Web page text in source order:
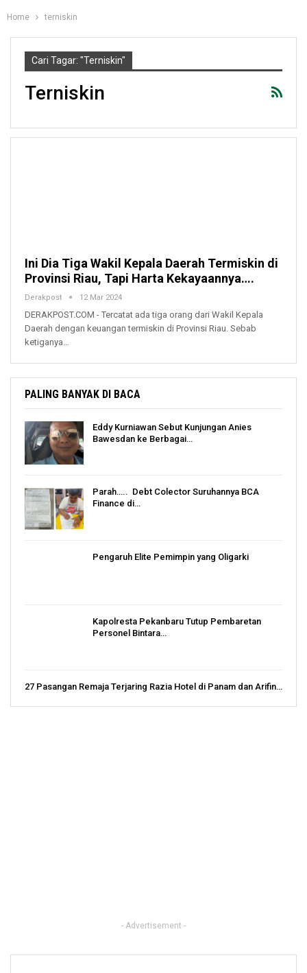
Home terniskin
Cari Tagar: "terniskin"
Terniskin
Ini Dia Tiga Wakil Kepala Daerah Termiskin di
Provinsi Riau, Tapi Harta Kekayaannya….
Derakpost 12 Mar 2024
DERAKPOST.COM - Tercatat ada tiga orang dari Wakil Kepala
Daerah dengan keuangan termiskin di Provinsi Riau. Sebab
ketiganya…
PALING BANYAK DI BACA
Eddy Kurniawan Sebut Kunjungan Anies
Bawesdan ke Berbagai…
Parah….. Debt Colector Suruhannya BCA
Finance di…
Pengaruh Elite Pemimpin yang Oligarki
Kapolresta Pekanbaru Tutup Pembaretan
Personel Bintara…
27 Pasangan Remaja Terjaring Razia Hotel di Panam dan Arifin…
- Advertisement -